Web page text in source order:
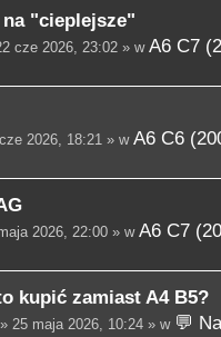
"cieplejsze"
cze 2026, 23:02 » wA6 C7
2026, 18:21 » w A6 C6
2026, 22:00 » w A6 C7
kupić zamiast A4 B5?
25 maja 2026, 10:24 » w 💬